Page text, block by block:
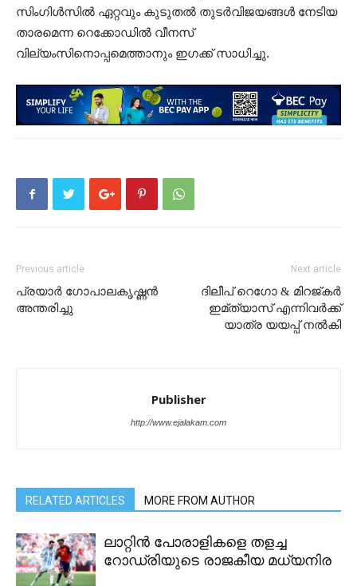
സിംഗിള്‍സില്‍ ഏറ്റവും കുടുതല്‍ തുടര്‍വിജയങ്ങള്‍ നേടിയ
താരമെന്ന റെക്കോഡില്‍ വീനസ്
വില്യംസിനൊപ്പമെത്താനും ഇഗക്ക് സാധിച്ചു.
Previous article
പ്രയാര്‍ ഗോപാലകൃഷ്ണൻ
അന്തരിച്ചു
Next article
ദിലീപ് റെഗോ & മിറജ്‌കർ
ഇമ്ത്യാസ് എന്നിവർക്ക്
യാത്ര യയപ്പ് നൽകി
Publisher
http://www.ejalakam.com
RELATED ARTICLES MORE FROM AUTHOR
ലാറ്റിൻ പോരാളികളെ തളച്ച
റോഡ്രിയുടെ രാജകീയ മധ്യനിര